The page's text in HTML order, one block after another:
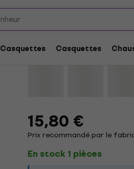
Casquettes Casquettes
Billie Eilish
Marque:Billie EilishCode
15,80 €
Prix recommandé par le
En stock 1 pièces